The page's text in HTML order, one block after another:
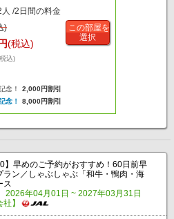
/2日間の料金
)
円(税込)
込)
念！
2,000円割引
念！
8,000円割引
この部屋を
選択
】早めのご予約がおすすめ！60日前早
ラン／しゃぶしゃぶ「和牛・鴨肉・海
ス
2026年04月01日 ~ 2027年03月31日
社】